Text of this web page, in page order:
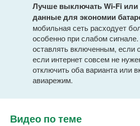
Лучше выключать Wi-Fi
данные для экономии
мобильная сеть расходует
особенно при слабом
оставлять включенным, если
если интернет совсем не
отключить оба варианта или
авиарежим.
Видео по теме